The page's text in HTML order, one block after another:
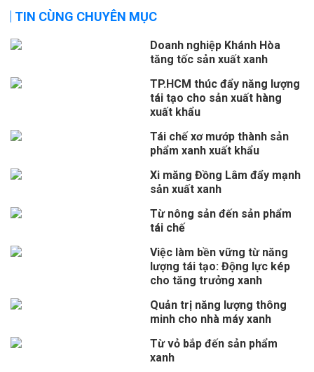
TIN CÙNG CHUYÊN MỤC
Doanh nghiệp Khánh Hòa
tăng tốc sản xuất xanh
TP.HCM thúc đẩy năng lượng
tái tạo cho sản xuất hàng
xuất khẩu
Tái chế xơ mướp thành sản
phẩm xanh xuất khẩu
Xi măng Đồng Lâm đẩy mạnh
sản xuất xanh
Từ nông sản đến sản phẩm
tái chế
Việc làm bền vững từ năng
lượng tái tạo: Động lực kép
cho tăng trưởng xanh
Quản trị năng lượng thông
minh cho nhà máy xanh
Từ vỏ bắp đến sản phẩm
xanh